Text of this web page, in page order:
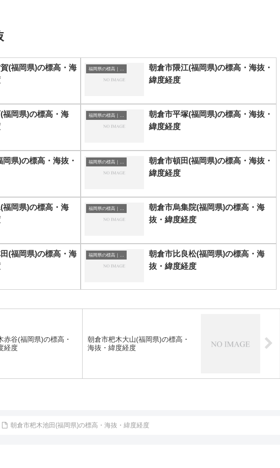
(福岡県)の標高・海
朝倉市隈江(福岡県)の標高・海抜・
緯度経度
福岡県)の標高・海
朝倉市平塚(福岡県)の標高・海抜・
緯度経度
県)の標高・海抜・
朝倉市頓田(福岡県)の標高・海抜・
緯度経度
福岡県)の標高・海
朝倉市烏集院(福岡県)の標高・海
抜・緯度経度
(福岡県)の標高・海
朝倉市比良松(福岡県)の標高・海
抜・緯度経度
赤谷(福岡県)の標高・
経度
朝倉市杷木大山(福岡県)の標高・
海抜・緯度経度
朝倉市杷木池田(福岡県)の標高・海抜・緯度経度